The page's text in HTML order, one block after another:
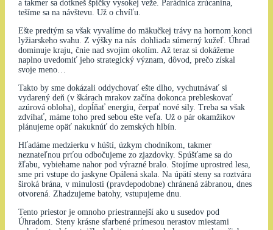
a takmer sa dotkneš špičky vysokej veže. Parádnica zrúcanina,
tešíme sa na návštevu. Už o chvíľu.
Ešte predtým sa však vyvalíme do mäkučkej trávy na hornom konci
lyžiarskeho svahu. Z výšky na nás dohliada súmerný kužeľ. Úhrad
dominuje kraju, čnie nad svojim okolím. Až teraz si dokážeme
naplno uvedomiť jeho strategický význam, dôvod, prečo získal
svoje meno…
Takto by sme dokázali oddychovať ešte dlho, vychutnávať si
vydarený deň (v škárach mrakov začína dokonca prebleskovať
azúrová obloha), dopĺňať energiu, čerpať nové sily. Treba sa však
zdvíhať, máme toho pred sebou ešte veľa. Už o pár okamžikov
plánujeme opäť nakuknúť do zemských hlbín.
Hľadáme medzierku v húští, úzkym chodníkom, takmer
neznateľnou prťou odbočujeme zo zjazdovky. Spúšťame sa do
žľabu, vybiehame nahor pod výrazné bralo. Stojíme uprostred lesa,
sme pri vstupe do jaskyne Opálená skala. Na úpätí steny sa roztvára
široká brána, v minulosti (pravdepodobne) chránená zábranou, dnes
otvorená. Zhadzujeme batohy, vstupujeme dnu.
Tento priestor je omnoho priestrannejší ako u susedov pod
Úhradom. Steny krásne sfarbené prímesou nerastov miestami